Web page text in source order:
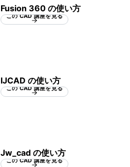
Fusion 360 の使い方
この CAD 講座を見る
IJCAD の使い方
この CAD 講座を見る
Jw_cad の使い方
この CAD 講座を見る